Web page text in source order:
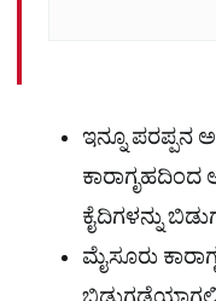
ಇನ್ನೂ ಪರಪ್ಪನ
ಕೈದಿಗಳನ್ನು
ಮೈಸೂರು